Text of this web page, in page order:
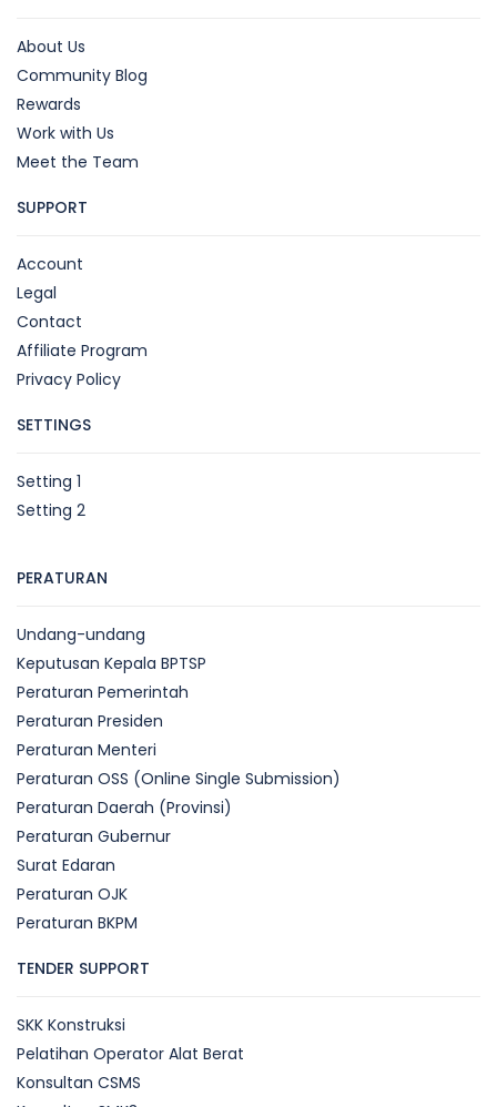
About Us
Community Blog
Rewards
Work with Us
Meet the Team
SUPPORT
Account
Legal
Contact
Affiliate Program
Privacy Policy
SETTINGS
Setting 1
Setting 2
PERATURAN
Undang-undang
Keputusan Kepala BPTSP
Peraturan Pemerintah
Peraturan Presiden
Peraturan Menteri
Peraturan OSS (Online Single Submission)
Peraturan Daerah (Provinsi)
Peraturan Gubernur
Surat Edaran
Peraturan OJK
Peraturan BKPM
TENDER SUPPORT
SKK Konstruksi
Pelatihan Operator Alat Berat
Konsultan CSMS